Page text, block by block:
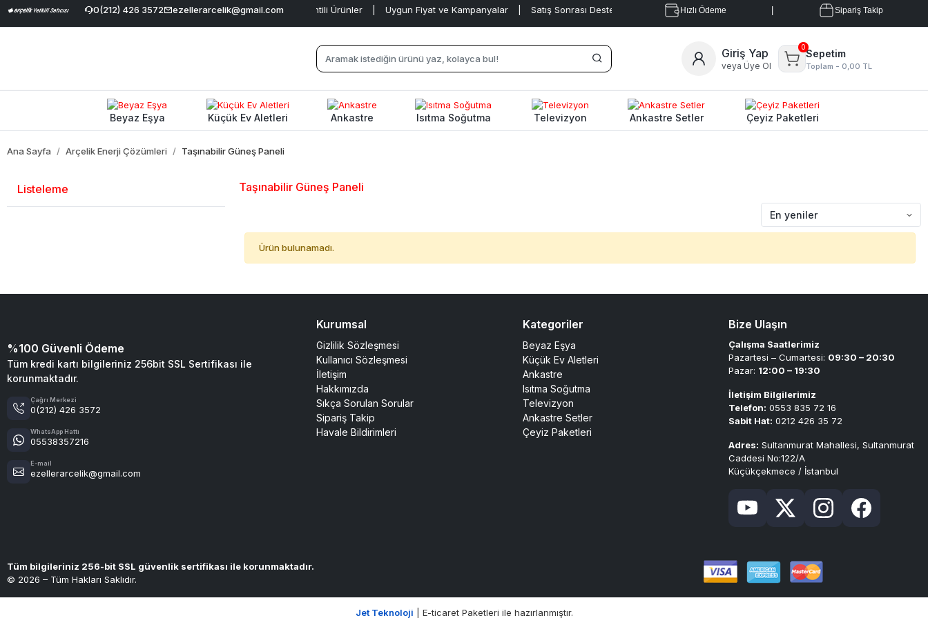
0(212) 426 3572 ezellerarcelik@gmail.com
Havale İndirimi | Geniş Ürün Yelpazesi | %100 Orijinal ve Garantili Ürünler | Uygun Fiyat ve Kampanyalar | Satış Sonrası Destek Hızlı Ödeme Sipariş Takip
Giriş Yap
veya Üye Ol
0
Sepetim
Toplam - 0,00 TL
Beyaz Eşya Küçük Ev Aletleri Ankastre Isıtma Soğutma Televizyon Ankastre Setler Çeyiz Paketleri
Ana Sayfa Arçelik Enerji Çözümleri Taşınabilir Güneş Paneli
Listeleme Taşınabilir Güneş Paneli
Ürün bulunamadı.
%100 Güvenli Ödeme
Tüm kredi kartı bilgileriniz 256bit SSL Sertifikası ile
korunmaktadır.
Çağrı Merkezi
0(212) 426 3572
WhatsApp Hattı
05538357216
E-mail
ezellerarcelik@gmail.com
Kurumsal
Gizlilik Sözleşmesi
Kullanıcı Sözleşmesi
İletişim
Hakkımızda
Sıkça Sorulan Sorular
Sipariş Takip
Havale Bildirimleri
Kategoriler
Beyaz Eşya
Küçük Ev Aletleri
Ankastre
Isıtma Soğutma
Televizyon
Ankastre Setler
Çeyiz Paketleri
Bize Ulaşın
Çalışma Saatlerimiz
Pazartesi – Cumartesi: 09:30 – 20:30
Pazar: 12:00 – 19:30
İletişim Bilgilerimiz
Telefon: 0553 835 72 16
Sabit Hat: 0212 426 35 72
Adres: Sultanmurat Mahallesi, Sultanmurat
Caddesi No:122/A
Küçükçekmece / İstanbul
Tüm bilgileriniz 256-bit SSL güvenlik sertifikası ile korunmaktadır.
© 2026 – Tüm Hakları Saklıdır.
Jet Teknoloji | E-ticaret Paketleri ile hazırlanmıştır.